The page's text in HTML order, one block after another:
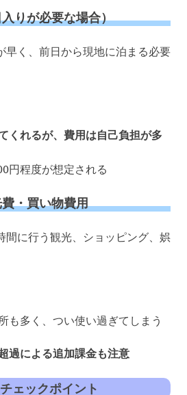
りが必要な場合）
早く、前日から現地に泊まる必要
くれるが、費用は自己負担が多
円程度が想定される
費・買い物費用
間に行う観光、ショッピング、娯
も多く、つい使い過ぎてしまう
過による追加課金も注意
ェックポイント